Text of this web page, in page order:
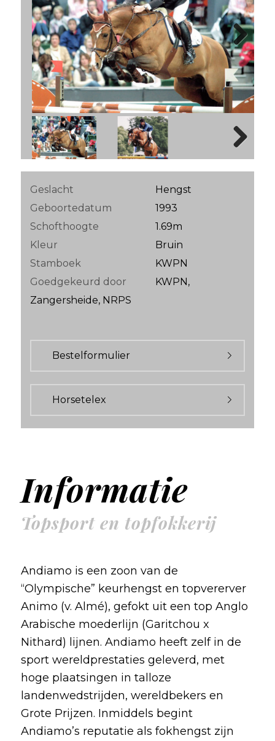
Next
Geslacht
Hengst
Geboortedatum
1993
Schofthoogte
1.69m
Kleur
Bruin
Stamboek
KWPN
Goedgekeurd door
KWPN,
Zangersheide, NRPS
Bestelformulier
Horsetelex
Informatie
Topsport en topfokkerij
Andiamo is een zoon van de
“Olympische” keurhengst en topvererver
Animo (v. Almé), gefokt uit een top Anglo
Arabische moederlijn (Garitchou x
Nithard) lijnen. Andiamo heeft zelf in de
sport wereldprestaties geleverd, met
hoge plaatsingen in talloze
landenwedstrijden, wereldbekers en
Grote Prijzen. Inmiddels begint
Andiamo’s reputatie als fokhengst zijn